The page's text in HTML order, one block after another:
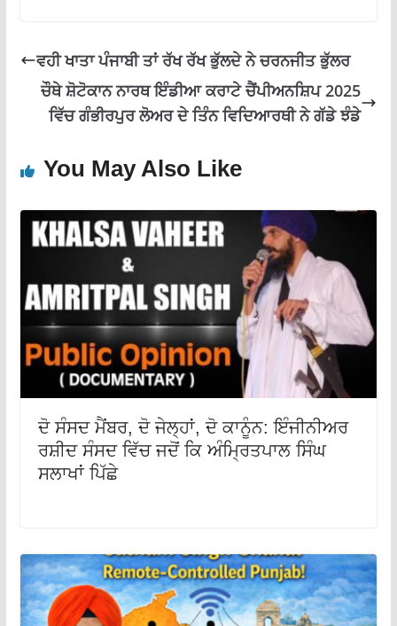
k p
ਵਹੀ ਖਾਤਾ ਪੰਜਾਬੀ ਤਾਂ ਰੱਖ ਰੱਖ ਭੁੱਲਦੇ ਨੇ ਚਰਨਜੀਤ ਭੁੱਲਰ
ਚੌਥੇ ਸ਼ੋਟੋਕਾਨ ਨਾਰਥ ਇੰਡੀਆ ਕਰਾਟੇ ਚੈਂਪੀਅਨਸ਼ਿਪ 2025
ਵਿੱਚ ਗੰਭੀਰਪੁਰ ਲੋਅਰ ਦੇ ਤਿੰਨ ਵਿਦਿਆਰਥੀ ਨੇ ਗੱਡੇ ਝੰਡੇ
You May Also Like
ਦੋ ਸੰਸਦ ਮੈਂਬਰ, ਦੋ ਜੇਲ੍ਹਾਂ, ਦੋ ਕਾਨੂੰਨ: ਇੰਜੀਨੀਅਰ
ਰਸ਼ੀਦ ਸੰਸਦ ਵਿੱਚ ਜਦੋਂ ਕਿ ਅੰਮ੍ਰਿਤਪਾਲ ਸਿੰਘ
ਸਲਾਖਾਂ ਪਿੱਛੇ